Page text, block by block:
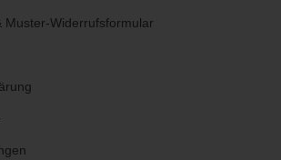
Muster-Widerrufsformular